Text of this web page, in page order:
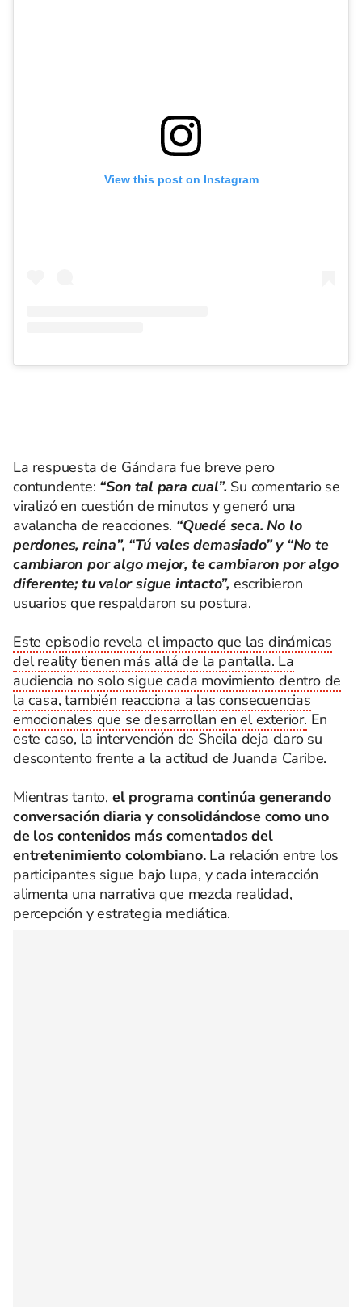
View this post on Instagram
La respuesta de Gándara fue breve pero
contundente: “Son tal para cual”. Su comentario se
viralizó en cuestión de minutos y generó una
avalancha de reacciones. “Quedé seca. No lo
perdones, reina”, “Tú vales demasiado” y “No te
cambiaron por algo mejor, te cambiaron por algo
diferente; tu valor sigue intacto”, escribieron
usuarios que respaldaron su postura.
Este episodio revela el impacto que las dinámicas
del reality tienen más allá de la pantalla. La
audiencia no solo sigue cada movimiento dentro de
la casa, también reacciona a las consecuencias
emocionales que se desarrollan en el exterior. En
este caso, la intervención de Sheila deja claro su
descontento frente a la actitud de Juanda Caribe.
Mientras tanto, el programa continúa generando
conversación diaria y consolidándose como uno
de los contenidos más comentados del
entretenimiento colombiano.La relación entre los
participantes sigue bajo lupa, y cada interacción
alimenta una narrativa que mezcla realidad,
percepción y estrategia mediática.